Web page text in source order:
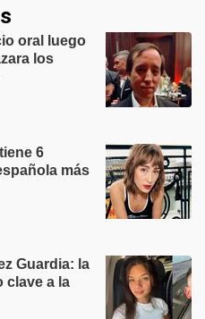
oral luego
los
6
más
Guardia: la
clave a la